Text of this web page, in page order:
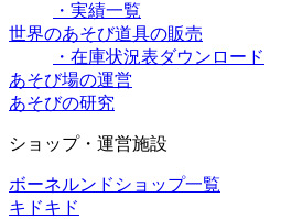
・実績一覧
世界のあそび道具の販売
・在庫状況表ダウンロード
あそび場の運営
あそびの研究
ショップ・運営施設
ボーネルンドショップ一覧
キドキド